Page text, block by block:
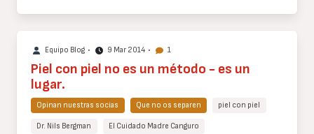
Equipo Blog • 9 Mar 2014 • 1
Piel con piel no es un método - es un
lugar.
Opinan nuestras socias Que no os separen piel con piel
Dr. Nils Bergman El Cuidado Madre Canguro